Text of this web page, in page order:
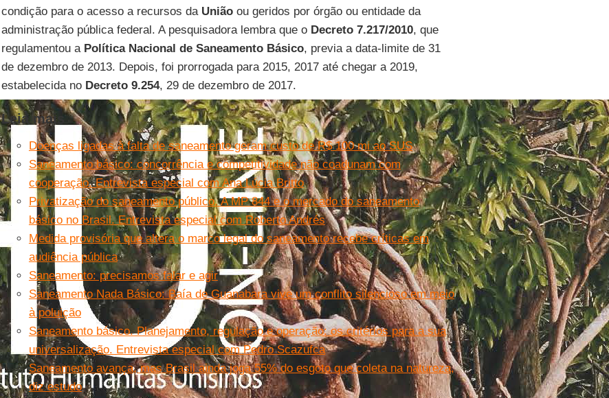
condição para o acesso a recursos da Uniãoou geridos por órgão ou entidade da
administração pública federal. A pesquisadora lembra que o Decreto 7.217/2010, que
regulamentou a Política Nacional de Saneamento Básico, previa a data-limite de 31
de dezembro de 2013. Depois, foi prorrogada para 2015, 2017 até chegar a 2019,
estabelecida no Decreto 9.254, 29 de dezembro de 2017.
Leia mais
Doenças ligadas à falta de saneamento geram custo de R$ 100 mi ao SUS
Saneamento básico: concorrência e competitividade não coadunam com
cooperação. Entrevista especial com Ana Lúcia Britto
Privatização do saneamento público. A MP 844 e o mercado do saneamento
básico no Brasil. Entrevista especial com Roberto Andrés
Medida provisória que altera o marco legal do saneamento recebe críticas em
audiência pública
Saneamento: precisamos falar e agir
Saneamento Nada Básico: Baía de Guanabara vive um conflito silencioso em meio
à poluição
Saneamento básico. Planejamento, regulação e operação: os critérios para a sua
universalização. Entrevista especial com Pedro Scazufca
Saneamento avança, mas Brasil ainda joga 55% do esgoto que coleta na natureza,
diz estudo